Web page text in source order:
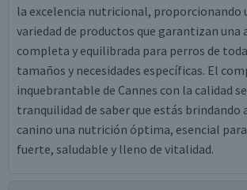
la excelencia nutricional, proporcionando
variedad de productos que garantizan
completa y equilibrada para perros de
tamaños y necesidades específicas. El
inquebrantable de Cannes con la calidad
tranquilidad de saber que estás brindando
canino una nutrición óptima, esencial
fuerte, saludable y lleno de vitalidad.